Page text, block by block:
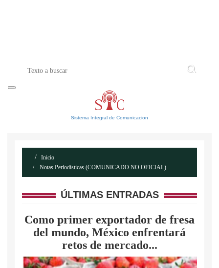
Sistema Integral de Comunicacion
Inicio
Notas Periodísticas (COMUNICADO NO OFICIAL)
ÚLTIMAS ENTRADAS
Como primer exportador de fresa
del mundo, México enfrentará
retos de mercado...